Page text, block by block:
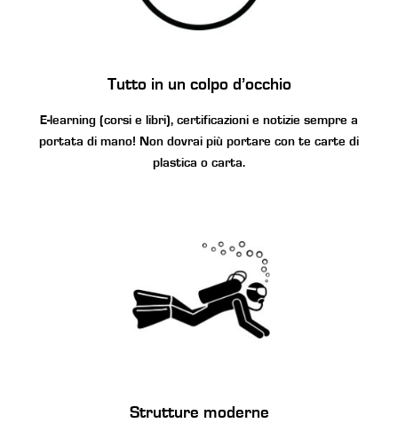
Tutto in un colpo d’occhio
E-learning (corsi e libri), certificazioni e notizie sempre a
portata di mano! Non dovrai più portare con te carte di
plastica o carta.
Strutture moderne